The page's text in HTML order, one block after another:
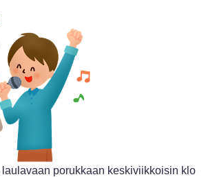
porukkaan keskiviikkoisin klo